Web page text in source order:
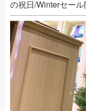
の祝日/Winterセール